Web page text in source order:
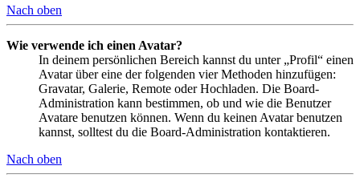
Nach oben
Wie verwende ich einen Avatar?
In deinem persönlichen Bereich kannst du unter „Profil“ einen
Avatar über eine der folgenden vier Methoden hinzufügen:
Gravatar, Galerie, Remote oder Hochladen. Die Board-
Administration kann bestimmen, ob und wie die Benutzer
Avatare benutzen können. Wenn du keinen Avatar benutzen
kannst, solltest du die Board-Administration kontaktieren.
Nach oben